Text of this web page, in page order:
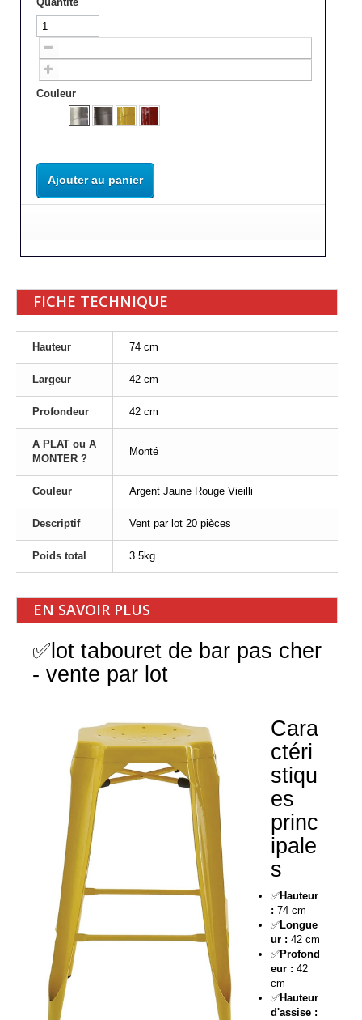
Couleur
Ajouter au panier
FICHE TECHNIQUE
Hauteur 74 cm
Largeur 42 cm
Profondeur 42 cm
A PLAT ou A
MONTER ?
Monté
Couleur Argent Jaune Rouge Vieilli
Descriptif Vent par lot 20 pièces
Poids total 3.5kg
EN SAVOIR PLUS
✅lot tabouret de bar pas cher
- vente par lot
Cara
ctéri
stiqu
es
princ
ipale
s
✅Hauteur
: 74 cm
✅Longue
ur : 42 cm
✅Profond
eur : 42
cm
✅Hauteur
d'assise :